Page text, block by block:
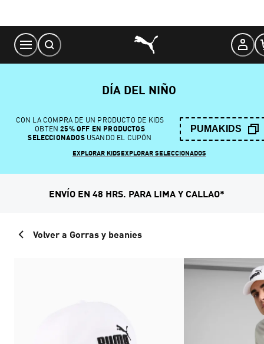
Content
DÍA DEL NIÑO
CON LA COMPRA DE UN PRODUCTO DE KIDS
OBTEN 25% OFF EN PRODUCTOS
SELECCIONADOSUSANDO EL CUPÓN
PUMAKIDS
EXPLORAR KIDSEXPLORAR SELECCIONADOS
ENVÍO EN 48 HRS. PARA LIMA Y CALLAO*
Volver a Gorras y beanies